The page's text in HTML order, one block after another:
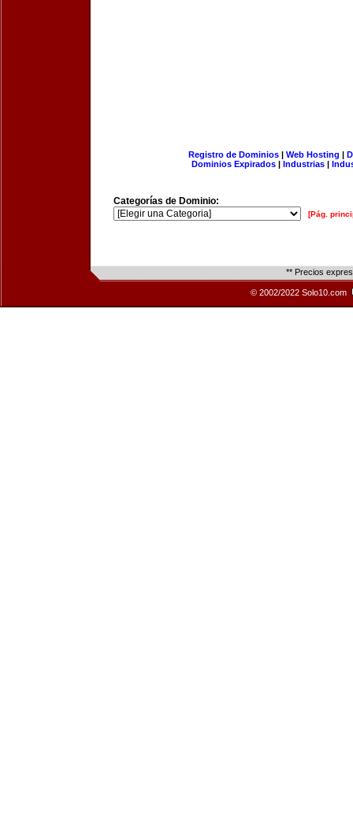
Registro de Dominios| Web Hosting |
Dominios Expirados | Industrias |
Categorías de Dominio:
[Pág.
** Precios
© 2002/2022 Solo10.com